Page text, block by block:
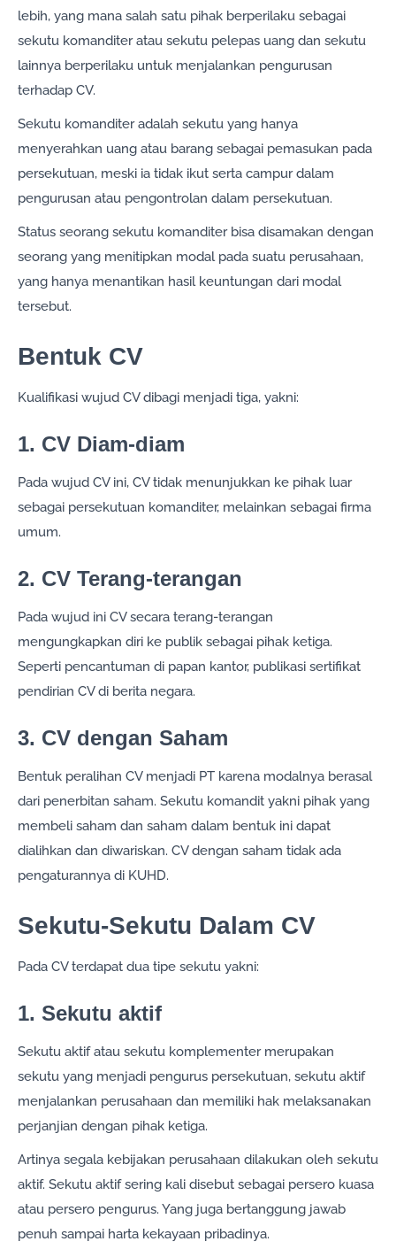
lebih, yang mana salah satu pihak berperilaku sebagai
sekutu komanditer atau sekutu pelepas uang dan sekutu
lainnya berperilaku untuk menjalankan pengurusan
terhadap CV.
Sekutu komanditer adalah sekutu yang hanya
menyerahkan uang atau barang sebagai pemasukan pada
persekutuan, meski ia tidak ikut serta campur dalam
pengurusan atau pengontrolan dalam persekutuan.
Status seorang sekutu komanditer bisa disamakan dengan
seorang yang menitipkan modal pada suatu perusahaan,
yang hanya menantikan hasil keuntungan dari modal
tersebut.
Bentuk CV
Kualifikasi wujud CV dibagi menjadi tiga, yakni:
1. CV Diam-diam
Pada wujud CV ini, CV tidak menunjukkan ke pihak luar
sebagai persekutuan komanditer, melainkan sebagai firma
umum.
2. CV Terang-terangan
Pada wujud ini CV secara terang-terangan
mengungkapkan diri ke publik sebagai pihak ketiga.
Seperti pencantuman di papan kantor, publikasi sertifikat
pendirian CV di berita negara.
3. CV dengan Saham
Bentuk peralihan CV menjadi PT karena modalnya berasal
dari penerbitan saham. Sekutu komandit yakni pihak yang
membeli saham dan saham dalam bentuk ini dapat
dialihkan dan diwariskan. CV dengan saham tidak ada
pengaturannya di KUHD.
Sekutu-Sekutu Dalam CV
Pada CV terdapat dua tipe sekutu yakni:
1. Sekutu aktif
Sekutu aktif atau sekutu komplementer merupakan
sekutu yang menjadi pengurus persekutuan, sekutu aktif
menjalankan perusahaan dan memiliki hak melaksanakan
perjanjian dengan pihak ketiga.
Artinya segala kebijakan perusahaan dilakukan oleh sekutu
aktif. Sekutu aktif sering kali disebut sebagai persero kuasa
atau persero pengurus. Yang juga bertanggung jawab
penuh sampai harta kekayaan pribadinya.